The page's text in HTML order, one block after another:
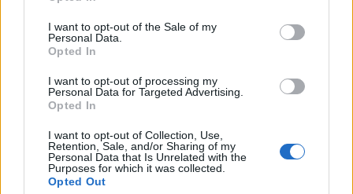
use your data for below specified purposes in below Google
consent section.
I want to opt-out of the Sale of my
Personal Data.
Opted In
I want to opt-out of processing my
Personal Data for Targeted Advertising.
Opted In
I want to opt-out of Collection, Use,
Retention, Sale, and/or Sharing of my
Personal Data that Is Unrelated with the
Purposes for which it was collected.
Opted Out
επιχείρηση σε
συνδέσμους φιλάθλων
Ολυμπιακού και